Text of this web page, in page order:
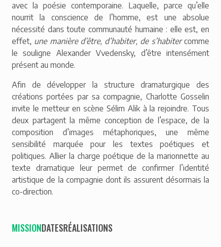
avec la poésie contemporaine. Laquelle, parce qu’elle
nourrit la conscience de l’homme, est une absolue
nécessité dans toute communauté humaine : elle est, en
effet, une manière d’être, d’habiter, de s’habitercomme
le souligne Alexander Vvedensky, d’être intensément
présent au monde.
Afin de développer la structure dramaturgique des
créations portées par sa compagnie, Charlotte Gosselin
invite le metteur en scène Sélim Alik à la rejoindre. Tous
deux partagent la même conception de l’espace, de la
composition d’images métaphoriques, une même
sensibilité marquée pour les textes poétiques et
politiques. Allier la charge poétique de la marionnette au
texte dramatique leur permet de confirmer l’identité
artistique de la compagnie dont ils assurent désormais la
co-direction.
MISSIONDATESRÉALISATIONS